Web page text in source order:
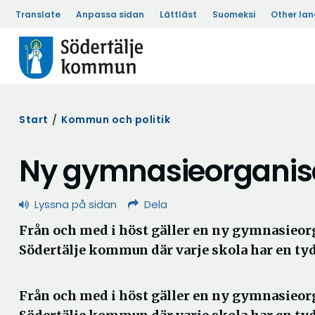
Translate Anpassa sidan Lättläst Suomeksi Other
Start / Kommun och politik
Ny
Lyssna på sidan Dela
Från och med i höst gäller en ny
Södertälje kommun där varje skola har en
Från och med i höst gäller en ny